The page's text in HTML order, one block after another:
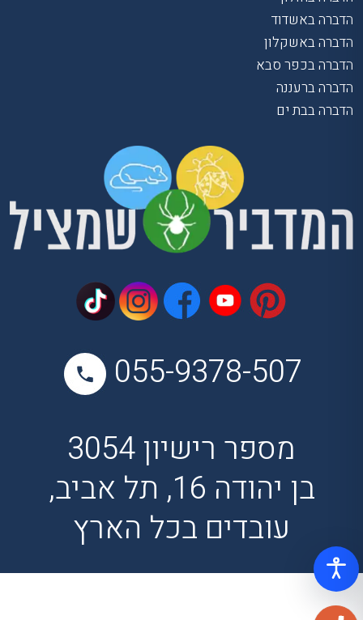
הדברה באשדוד
הדברה באשקלון
הדברה בכפר סבא
הדברה ברעננה
הדברה בבת ים
055-9378-507
מספר רישיון 3054
בן יהודה 16, תל אביב,
עובדים בכל הארץ